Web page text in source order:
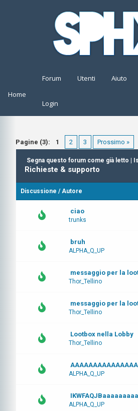
Home
Forum Utenti Aiuto
Login
Pagine (3): 1 2 3 Prossimo »
Segna questo forum come già letto
Richieste & supporto
Discussione /Autore
ciao
trunks
bruh
ALPHA_Q_UP
messaggio per la
Thor_Tellino
messaggio per la
Thor_Tellino
Lootbox nella Lobby
Thor_Tellino
ALPHA_Q_UP
ALPHA_Q_UP